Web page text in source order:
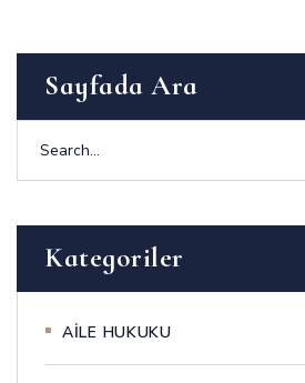
Sayfada Ara
Kategoriler
AİLE HUKUKU